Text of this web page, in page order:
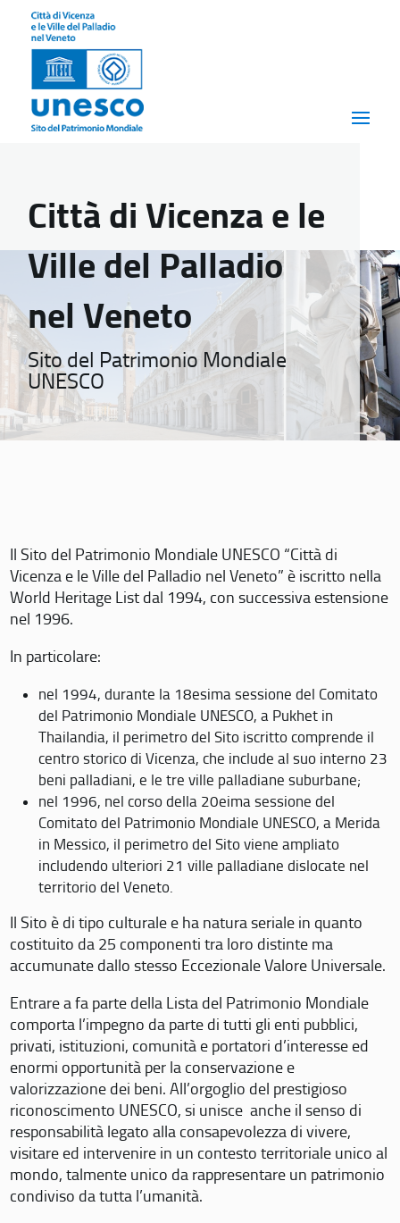
Città di Vicenza e le
Ville del Palladio
nel Veneto
Sito del Patrimonio Mondiale
UNESCO
Il Sito del Patrimonio Mondiale UNESCO “Città di
Vicenza e le Ville del Palladio nel Veneto” è iscritto nella
World Heritage List dal 1994, con successiva estensione
nel 1996.
In particolare:
nel 1994, durante la 18esima sessione del Comitato
del Patrimonio Mondiale UNESCO, a Pukhet in
Thailandia, il perimetro del Sito iscritto comprende il
centro storico di Vicenza, che include al suo interno 23
beni palladiani, e le tre ville palladiane suburbane;
nel 1996, nel corso della 20eima sessione del
Comitato del Patrimonio Mondiale UNESCO, a Merida
in Messico, il perimetro del Sito viene ampliato
includendo ulteriori 21 ville palladiane dislocate nel
territorio del Veneto.
Il Sito è di tipo culturale e ha natura seriale in quanto
costituito da 25 componenti tra loro distinte ma
accumunate dallo stesso Eccezionale Valore Universale.
Entrare a fa parte della Lista del Patrimonio Mondiale
comporta l’impegno da parte di tutti gli enti pubblici,
privati, istituzioni, comunità e portatori d’interesse ed
enormi opportunità per la conservazione e
valorizzazione dei beni. All’orgoglio del prestigioso
riconoscimento UNESCO, si unisce anche il senso di
responsabilità legato alla consapevolezza di vivere,
visitare ed intervenire in un contesto territoriale unico al
mondo, talmente unico da rappresentare un patrimonio
condiviso da tutta l’umanità.